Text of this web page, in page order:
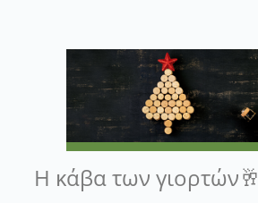
Η κάβα των γιορτών🥂